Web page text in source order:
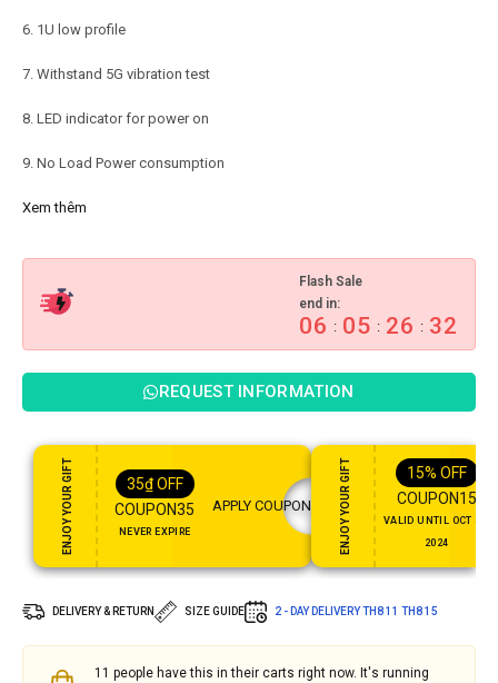
6. 1U low profile
7. Withstand 5G vibration test
8. LED indicator for power on
9. No Load Power consumption
Xem thêm
Flash Sale
end in:
06 : 05 : 26 : 31
REQUEST INFORMATION
ENJOY YOUR GIFT 35₫ OFF
COUPON35
NEVER EXPIRE
APPLY COUPON ENJOY YOUR GIFT 15% OFF
COUPON15
VALID UNTIL OCT 31,
2024
DELIVERY & RETURN SIZE GUIDE 2 - DAY DELIVERYTH8 11 TH8 15
11 people have this in their carts right now. It's running